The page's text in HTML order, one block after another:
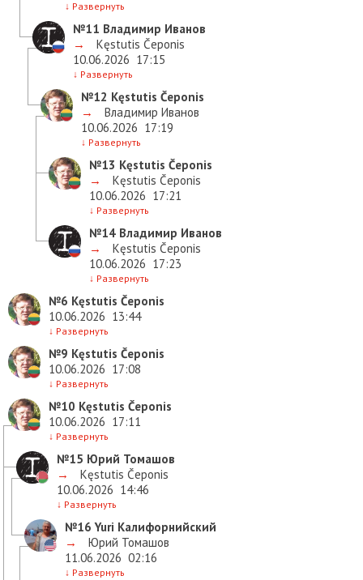
↓ Развернуть
№11 Владимир Иванов
→
Kęstutis Čeponis
10.06.2026 17:15
↓ Развернуть
№12 Kęstutis Čeponis
→
Владимир Иванов
10.06.2026 17:19
↓ Развернуть
№13 Kęstutis Čeponis
→
Kęstutis Čeponis
10.06.2026 17:21
↓ Развернуть
№14 Владимир Иванов
→
Kęstutis Čeponis
10.06.2026 17:23
↓ Развернуть
№6 Kęstutis Čeponis
10.06.2026 13:44
↓ Развернуть
№9 Kęstutis Čeponis
10.06.2026 17:08
↓ Развернуть
№10 Kęstutis Čeponis
10.06.2026 17:11
↓ Развернуть
№15 Юрий Томашов
→
Kęstutis Čeponis
10.06.2026 14:46
↓ Развернуть
№16 Yuri Калифорнийский
→
Юрий Томашов
11.06.2026 02:16
↓ Развернуть